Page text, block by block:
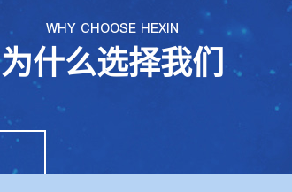
WHY CHOOSE HEXIN
为什么选择我们